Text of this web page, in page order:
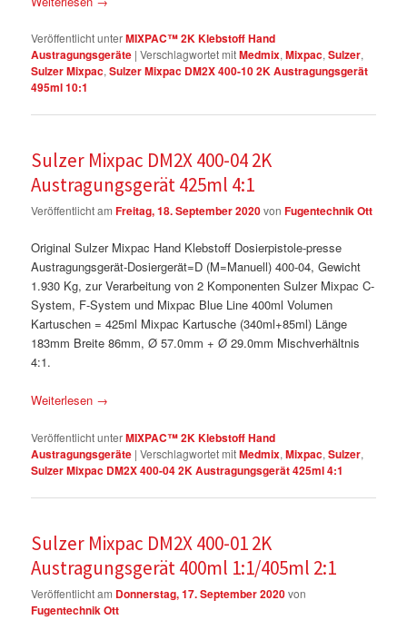
Veröffentlicht unterMIXPAC™ 2K Klebstoff Hand
Austragungsgeräte |Verschlagwortet mitMedmix,Mixpac,Sulzer,
Sulzer Mixpac,Sulzer Mixpac DM2X 400-10 2K Austragungsgerät
495ml 10:1
Sulzer Mixpac DM2X 400-04 2K
Austragungsgerät 425ml 4:1
Veröffentlicht amFreitag, 18. September 2020vonFugentechnik Ott
Original Sulzer Mixpac Hand Klebstoff Dosierpistole-presse
Austragungsgerät-Dosiergerät=D (M=Manuell) 400-04, Gewicht
1.930 Kg, zur Verarbeitung von 2 Komponenten Sulzer Mixpac C-
System, F-System und Mixpac Blue Line 400ml Volumen
Kartuschen = 425ml Mixpac Kartusche (340ml+85ml) Länge
183mm Breite 86mm, Ø 57.0mm + Ø 29.0mm Mischverhältnis
4:1.
Weiterlesen →
Veröffentlicht unterMIXPAC™ 2K Klebstoff Hand
Austragungsgeräte |Verschlagwortet mitMedmix,Mixpac,Sulzer,
Sulzer Mixpac DM2X 400-04 2K Austragungsgerät 425ml 4:1
Sulzer Mixpac DM2X 400-01 2K
Austragungsgerät 400ml 1:1/405ml 2:1
Veröffentlicht am Donnerstag, 17. September 2020von
Fugentechnik Ott